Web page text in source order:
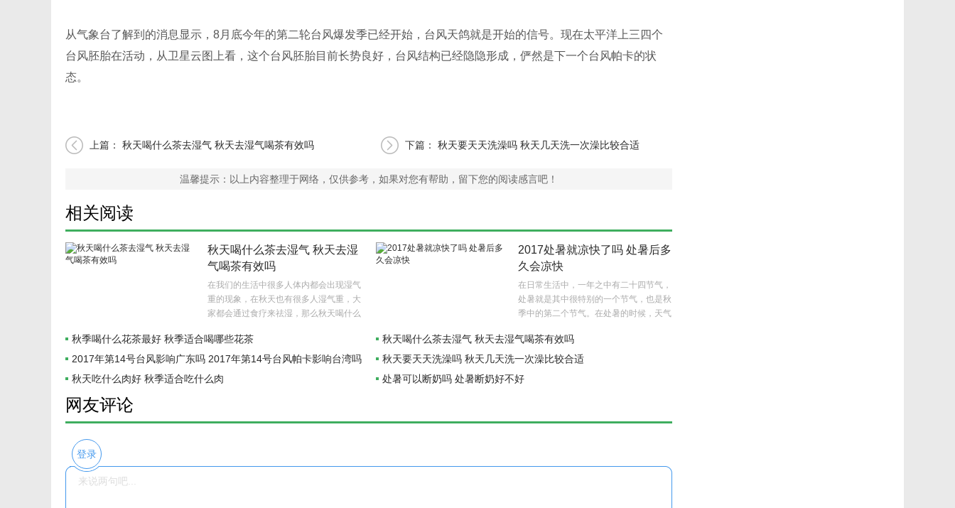
从气象台了解到的消息显示，8月底今年的第二轮台风爆发季已经开始，台风天鸽就是开始的信号。现在太平洋上三四个
台风胚胎在活动，从卫星云图上看，这个台风胚胎目前长势良好，台风结构已经隐隐形成，俨然是下一个台风帕卡的状
态。
上篇： 秋天喝什么茶去湿气 秋天去湿气喝茶有效吗 下篇： 秋天要天天洗澡吗 秋天几天洗一次澡比较合适
温馨提示：以上内容整理于网络，仅供参考，如果对您有帮助，留下您的阅读感言吧！
相关阅读
秋天喝什么茶去湿气 秋天去湿
气喝茶有效吗
在我们的生活中很多人体内都会出现湿气
重的现象，在秋天也有很多人湿气重，大
家都会通过食疗来祛湿，那么秋天喝什么
2017处暑就凉快了吗 处暑后多
久会凉快
在日常生活中，一年之中有二十四节气，
处暑就是其中很特别的一个节气，也是秋
季中的第二个节气。在处暑的时候，天气
秋季喝什么花茶最好 秋季适合喝哪些花茶
秋天喝什么茶去湿气 秋天去湿气喝茶有效吗
2017年第14号台风影响广东吗 2017年第14号台风帕卡影响台湾吗
秋天要天天洗澡吗 秋天几天洗一次澡比较合适
秋天吃什么肉好 秋季适合吃什么肉
处暑可以断奶吗 处暑断奶好不好
网友评论
登录